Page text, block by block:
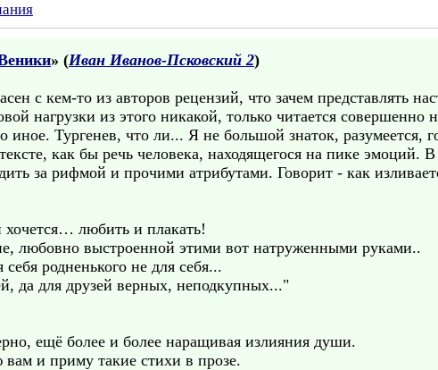
» (Иван Иванов-Псковский 2)
с кем-то из авторов рецензий, что зачем представлять
нагрузки из этого никакой, только читается
иное. Тургенев, что ли... Я не большой знаток,
как бы речь человека, находящегося на пике эмоций.
за рифмой и прочими атрибутами. Говорит - как
хочется… любить и плакать!
любовно выстроенной этими вот натруженными руками..
родненького не для себя...
да для друзей верных, неподкупных..."
ещё более и более наращивая излияния души.
вам и приму такие стихи в прозе.